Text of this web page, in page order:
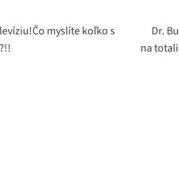
myslíte koľko s
Dr.
na